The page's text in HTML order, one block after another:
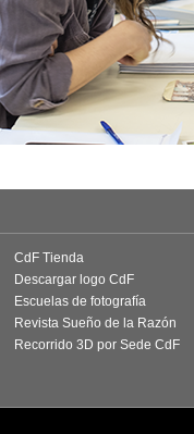
CdF Tienda
Descargar logo CdF
Escuelas de fotografía
Revista Sueño de la Razón
Recorrido 3D por Sede CdF